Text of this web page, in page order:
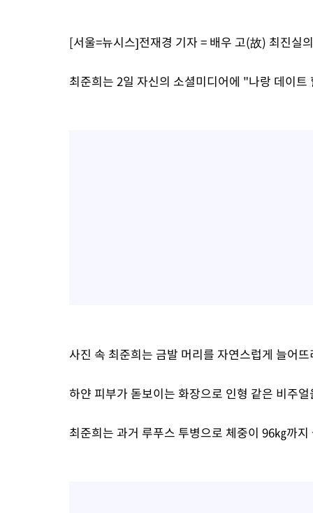
[서울=뉴시스]전재경 기자 = 배우 고(故) 최진실
최준희는 2일 자신의 소셜미디어에 "나랑 데이
사진 속 최준희는 금발 머리를 자연스럽게 늘어
하얀 피부가 돋보이는 화장으로 인형 같은 비주
최준희는 과거 루푸스 투병으로 체중이 96㎏까